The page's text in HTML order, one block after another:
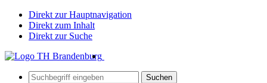
Direkt zur Hauptnavigation
Direkt zum Inhalt
Direkt zur Suche
Suchen